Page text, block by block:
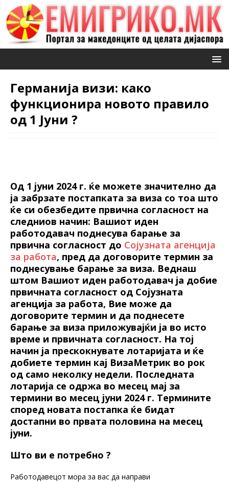
Германија визи: како
функционира новото правило
од 1 Јуни ?
Од 1 јуни 2024 г. ќе можете значително да
ја забрзате постапката за виза со тоа што
ќе си обезбедите првична согласност на
следниов начин: Вашиот иден
работодавач поднесува барање за
првична согласност до Сојузната агенција
за работа, пред да договорите термин за
поднесување барање за виза. Веднаш
штом Вашиот иден работодавач ја добие
првичната согласност од Сојузната
агенција за работа, Вие може да
договорите термин и да поднесете
барање за виза приложувајќи ја во исто
време и првичната согласност. На тој
начин ја прескокнувате лотаријата и ќе
добиете термин кај ВизаМетрик во рок
од само неколку недели. Последната
лотарија се одржа во месец мај за
термини во месец јуни 2024 г. Термините
според новата постапка ќе бидат
достапни во првата половина на месец
јуни.
Што ви е потребно ?
Работодавецот мора за вас да направи